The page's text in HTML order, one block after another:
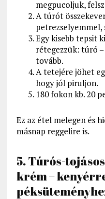
megpucoljuk,
A túrót
petrezselyemmel,
Egy kisebb tepsit
rétegezzük: túró
tovább.
A tetejére jöhet
hogy jól piruljon.
180 fokon kb. 20
Ez az étel melegen és
másnap reggelire is.
5. Túrós-
krém –